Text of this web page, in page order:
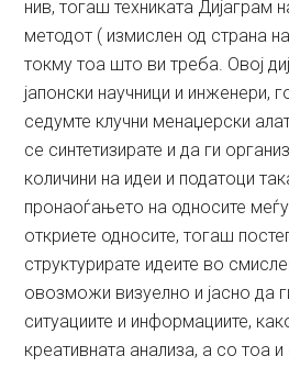
нив, тогаш техниката Дијаграм
методот ( измислен од страна
токму тоа што ви треба. Овој
јапонски научници и инженери,
седумте клучни менаџерски
се синтетизирате и да ги
количини на идеи и податоци
пронаоѓањето на односите
откриете односите, тогаш
структурирате идеите во
овозможи визуелно и јасно да
ситуациите и информациите,
креативната анализа, а со тоа